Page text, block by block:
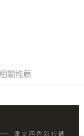
付方式。 讓您購物簡單
關推薦